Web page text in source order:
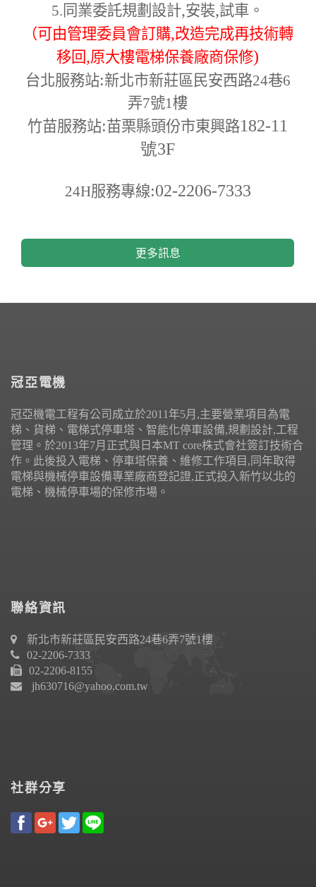
5. 同業委託規劃設計,安裝,試車。
（可由管理委員會訂購,改造完成再技術轉
移回,原大樓電梯保養廠商保修)
台北服務站:新北市新莊區民安西路24巷6
弄7號1樓
竹苗服務站:苗栗縣頭份市東興路182-11
號3F
24H服務專線:02-2206-7333
更多訊息
冠亞電機
冠亞機電工程有公司成立於2011年5月,主要營業項目為電
梯、貨梯、電梯式停車塔、智能化停車設備,規劃設計,工程
管理。於2013年7月正式與日本MT core株式會社簽訂技術合
作。此後投入電梯、停車塔保養、維修工作項目,同年取得
電梯與機械停車設備專業廠商登記證,正式投入新竹以北的
電梯、機械停車場的保修市場。
聯絡資訊
新北市新莊區民安西路24巷6弄7號1樓
02-2206-7333
02-2206-8155
jh630716@yahoo.com.tw
社群分享